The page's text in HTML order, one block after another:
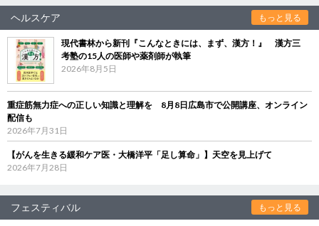
ヘルスケア もっと見る
現代書林から新刊『こんなときには、まず、漢方！』 漢方三
考塾の15人の医師や薬剤師が執筆
2026年8月5日
重症筋無力症への正しい知識と理解を 8月8日広島市で公開講座、オンライン
配信も
2026年7月31日
【がんを生きる緩和ケア医・大橋洋平「足し算命」】天空を見上げて
2026年7月28日
フェスティバル もっと見る